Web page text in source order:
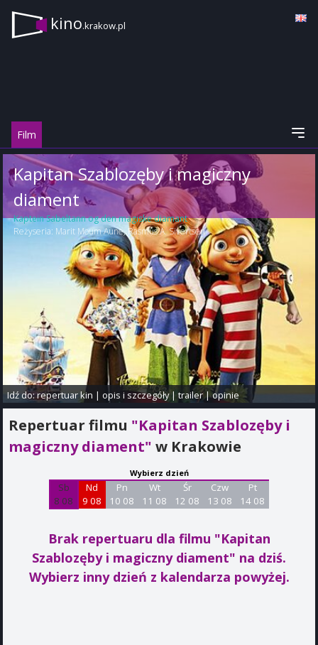
kino.krakow.pl
Film
Kapitan Szablozęby i magiczny
diament
Kaptein Sabeltann og den magiske diamant
Reżyseria: Marit Moum Aune,Rasmus A. Sivertsen
Idź do:repertuar kin |opis i szczegóły|trailer |opinie
Repertuar filmu "Kapitan Szablozęby i
magiczny diament" w Krakowie
Wybierz dzień
Sb
8 08
Nd
9 08
Pn
10 08
Wt
11 08
Śr
12 08
Czw
13 08
Pt
14 08
Brak repertuaru dla filmu "Kapitan
Szablozęby i magiczny diament" na dziś.
Wybierz inny dzień z kalendarza powyżej.